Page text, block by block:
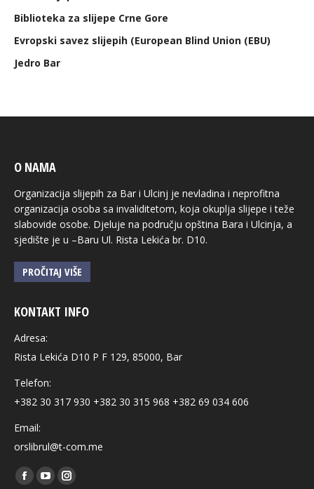
Biblioteka za slijepe Crne Gore
Evropski savez slijepih (European Blind Union (EBU)
Jedro Bar
O NAMA
Organizacija slijepih za Bar i Ulcinj je nevladina i neprofitna
organizacija osoba sa invaliditetom, koja okuplja slijepe i teže
slabovide osobe. Djeluje na području opština Bara i Ulcinja, a
sjedište je u –Baru Ul. Rista Lekića br. D10.
PROČITAJ VIŠE
KONTAKT INFO
Adresa:
Rista Lekića D10 P F 129, 85000, Bar
Telefon:
+382 30 317 930 +382 30 315 968 +382 69 034 606
Email:
orslibrul@t-com.me
Find us on:
Facebook
YouTubeInstagram